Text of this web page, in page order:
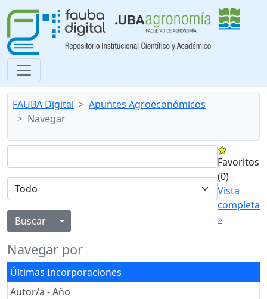
FAUBA Digital
Apuntes Agroeconómicos
Navegar
Alternar menú desplegable
Favoritos
(0)
Vista
completa
»
Navegar por
Últimas Incorporaciones
Autor/a - Año